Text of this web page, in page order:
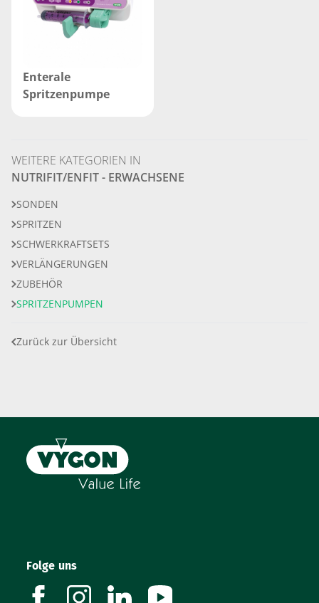
Enterale
Spritzenpumpe
WEITERE KATEGORIEN IN
NUTRIFIT/ENFIT - ERWACHSENE
SONDEN
SPRITZEN
SCHWERKRAFTSETS
VERLÄNGERUNGEN
ZUBEHÖR
SPRITZENPUMPEN
Zurück zur Übersicht
Folge uns